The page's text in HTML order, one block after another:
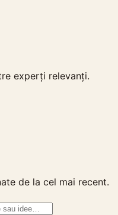
experți relevanți.
de la cel mai recent.